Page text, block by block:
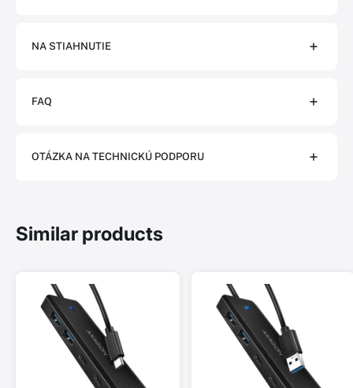
NA STIAHNUTIE
FAQ
OTÁZKA NA TECHNICKÚ PODPORU
Similar products